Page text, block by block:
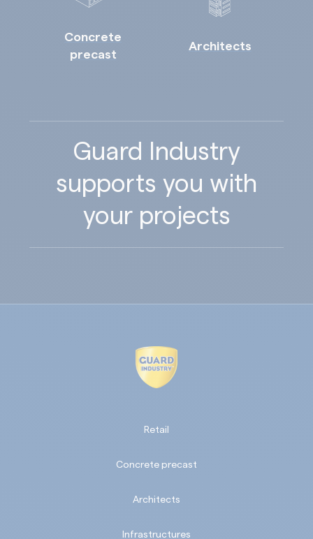
Concrete
precast
Architects
Guard Industry
supports you with
your projects
Retail
Concrete precast
Architects
Infrastructures